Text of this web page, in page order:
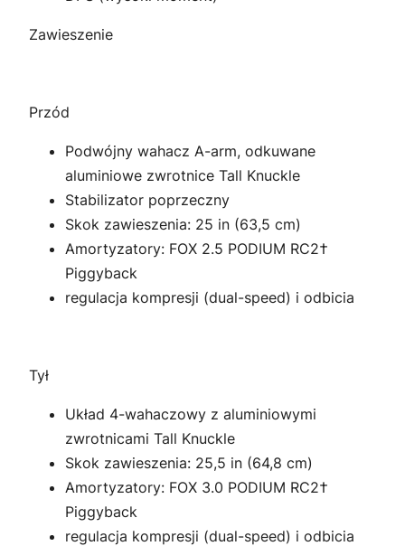
Zawieszenie
Przód
Podwójny wahacz A-arm, odkuwane
aluminiowe zwrotnice Tall Knuckle
Stabilizator poprzeczny
Skok zawieszenia: 25 in (63,5 cm)
Amortyzatory: FOX 2.5 PODIUM RC2†
Piggyback
regulacja kompresji (dual-speed) i odbicia
Tył
Układ 4-wahaczowy z aluminiowymi
zwrotnicami Tall Knuckle
Skok zawieszenia: 25,5 in (64,8 cm)
Amortyzatory: FOX 3.0 PODIUM RC2†
Piggyback
regulacja kompresji (dual-speed) i odbicia